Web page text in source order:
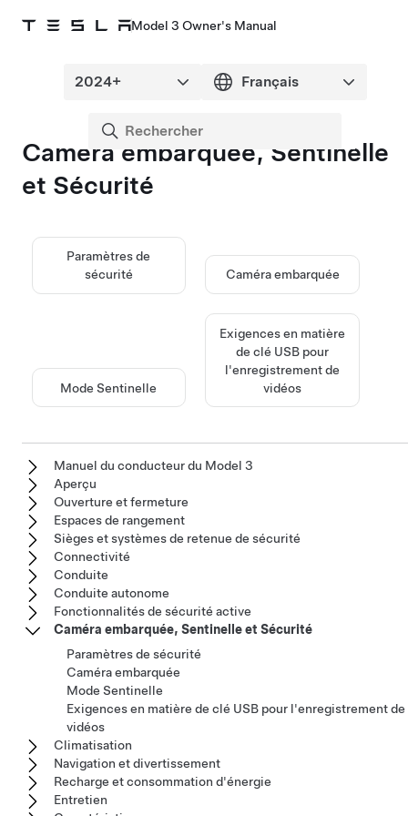
Model 3 Owner's Manual
Caméra embarquée, Sentinelle
et Sécurité
Paramètres de
sécurité
Caméra embarquée
Mode Sentinelle
Exigences en matière
de clé USB pour
l'enregistrement de
vidéos
Manuel du conducteur du Model 3
Aperçu
Ouverture et fermeture
Espaces de rangement
Sièges et systèmes de retenue de sécurité
Connectivité
Conduite
Conduite autonome
Fonctionnalités de sécurité active
Caméra embarquée, Sentinelle et Sécurité
Paramètres de sécurité
Caméra embarquée
Mode Sentinelle
Exigences en matière de clé USB pour l'enregistrement de
vidéos
Climatisation
Navigation et divertissement
Recharge et consommation d'énergie
Entretien